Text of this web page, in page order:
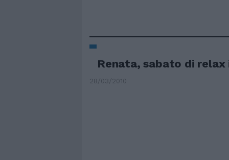
Renata, sabato di
28/03/2010